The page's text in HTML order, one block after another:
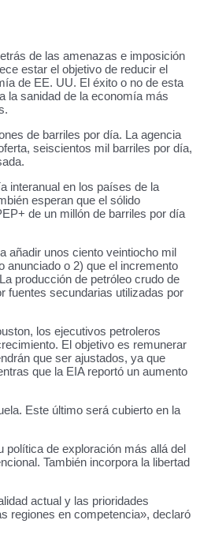
de las amenazas e imposición
estar el objetivo de reducir el
de EE. UU. El éxito o no de esta
la sanidad de la economía más
de barriles por día. La agencia
seiscientos mil barriles por día,
interanual en los países de la
esperan que el sólido
de un millón de barriles por día
añadir unos ciento veintiocho mil
anunciado o 2) que el incremento
producción de petróleo crudo de
fuentes secundarias utilizadas por
los ejecutivos petroleros
El objetivo es remunerar
que ser ajustados, ya que
que la EIA reportó un aumento
Este último será cubierto en la
política de exploración más allá del
También incorpora la libertad
actual y las prioridades
regiones en competencia», declaró